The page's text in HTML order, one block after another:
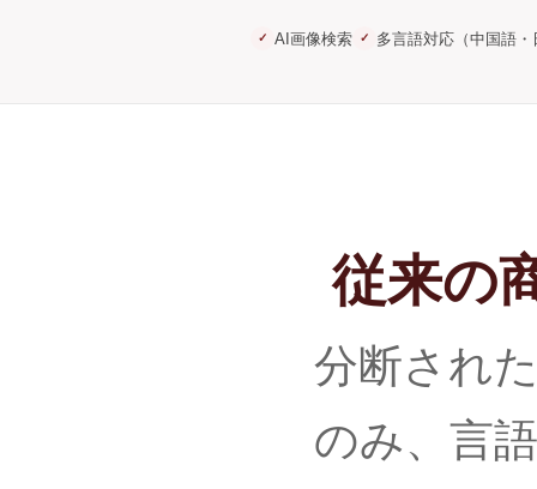
✓ AI画像検索 ✓ 多言語対応（中国語
従来の
分断され
のみ、言